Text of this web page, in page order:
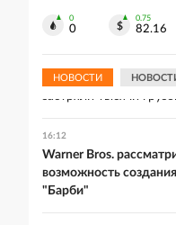
0
0
0.75
82.16
НОВОСТИ
сохранения мира
На границе Украины
застряли тысячи
16:12
Warner Bros.
возможность
"Барби"